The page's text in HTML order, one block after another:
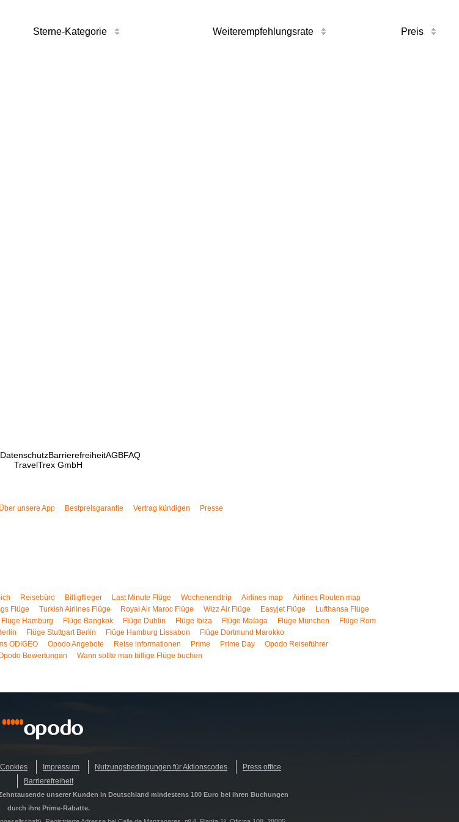
Sterne-Kategorie Weiterempfehlungsrate Preis
DatenschutzBarrierefreiheitAGBFAQ
TravelTrex GmbH